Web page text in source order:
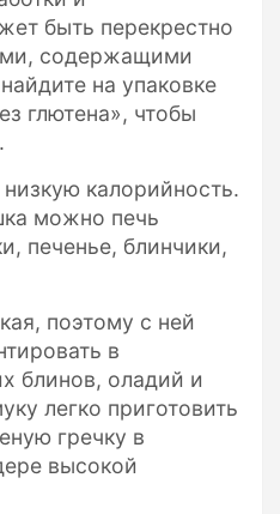
быть перекрестно
содержащими
на упаковке
глютена», чтобы
калорийность.
можно печь
печенье, блинчики,
поэтому с ней
в
блинов, оладий и
легко приготовить
гречку в
высокой